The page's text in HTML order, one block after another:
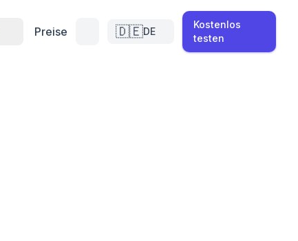
Preise 🇩🇪DE
Kostenlos
testen